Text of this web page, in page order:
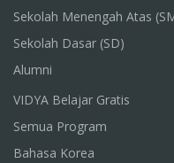
Sekolah Menengah Atas
Sekolah Dasar (SD)
Alumni
VIDYA Belajar Gratis
Semua Program
Bahasa Korea